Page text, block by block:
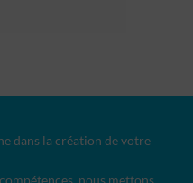
dans la création de votre
nous mettons